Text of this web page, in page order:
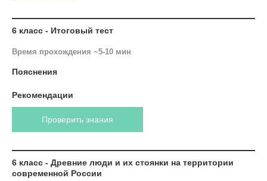
6 класс - Итоговый тест
Время прохождения ~5-10 мин
Пояснения
Рекомендации
Проверить знания
6 класс - Древние люди и их стоянки на территории
современной России